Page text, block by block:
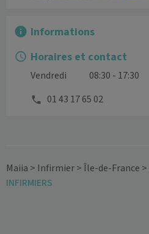
Informations
Horaires et contact
Vendredi
08:30 - 17:30
01 43 17 65 02
Maiia > Infirmier>Île-de-France >
INFIRMIERS